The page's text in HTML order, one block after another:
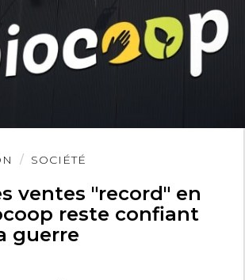
SOCIÉTÉ
ventes "record" en
reste confiant
guerre